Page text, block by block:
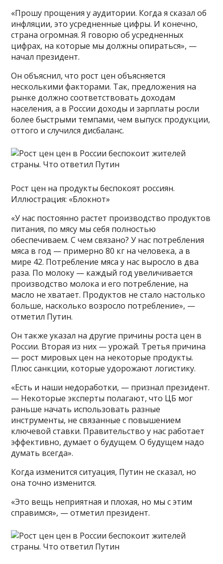
«Прошу прощения у аудитории. Когда я сказал об
инфляции, это усредненные цифры. И конечно,
страна огромная. Я говорю об усредненных
цифрах, на которые мы должны опираться», —
начал президент.
Он объяснил, что рост цен объясняется
несколькими факторами. Так, предложения на
рынке должно соответствовать доходам
населения, а в России доходы и зарплаты росли
более быстрыми темпами, чем выпуск продукции,
оттого и случился дисбаланс.
Рост цен на продукты беспокоят россиян.
Иллюстрация: «Блокнот»
«У нас постоянно растет производство продуктов
питания, по мясу мы себя полностью
обеспечиваем. С чем связано? У нас потребления
мяса в год — примерно 80 кг на человека, а в
мире 42. Потребление мяса у нас выросло в два
раза. По молоку — каждый год увеличивается
производство молока и его потребление, на
масло не хватает. Продуктов не стало настолько
больше, насколько возросло потребление», —
отметил Путин.
Он также указал на другие причины роста цен в
России. Вторая из них — урожай. Третья причина
— рост мировых цен на некоторые продукты.
Плюс санкции, которые удорожают логистику.
«Есть и наши недоработки, — признал президент.
— Некоторые эксперты полагают, что ЦБ мог
раньше начать использовать разные
инструменты, не связанные с повышением
ключевой ставки. Правительство у нас работает
эффективно, думает о будущем. О будущем надо
думать всегда».
Когда изменится ситуация, Путин не сказал, но
она точно изменится.
«Это вещь неприятная и плохая, но мы с этим
справимся», — отметил президент.